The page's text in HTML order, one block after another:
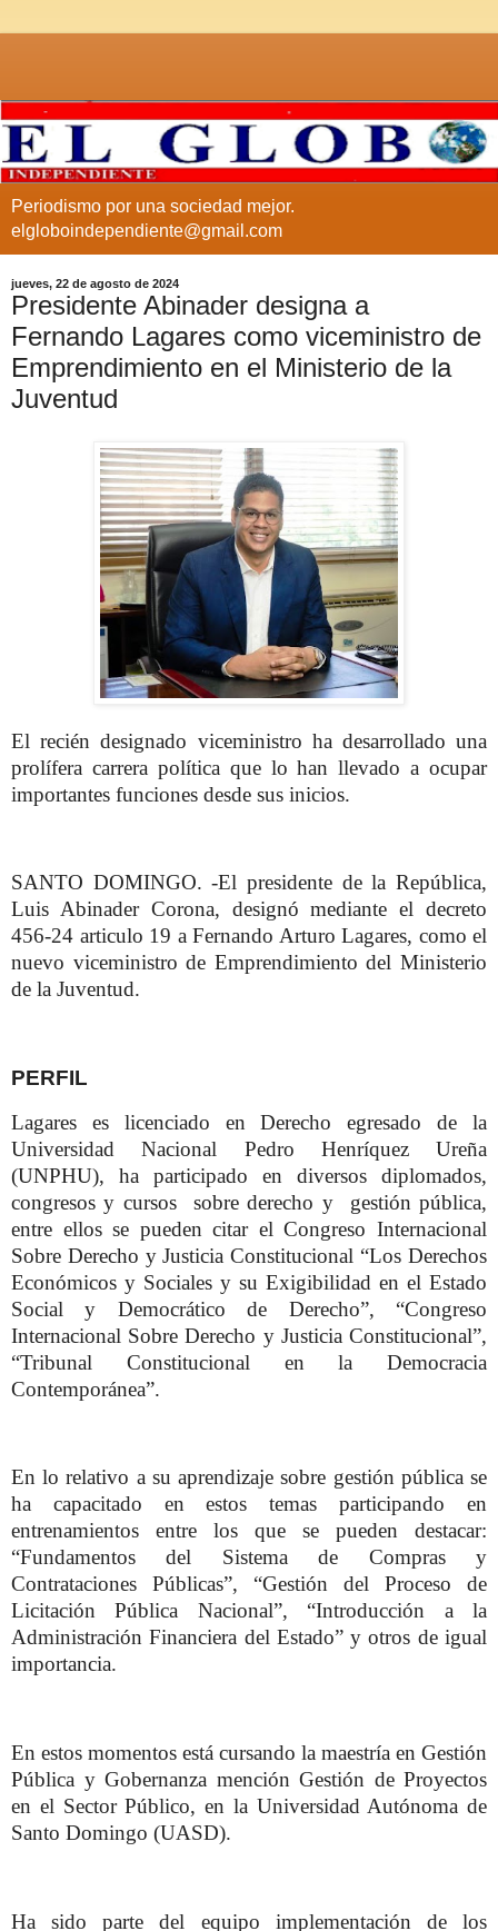
Periodismo por una sociedad mejor.
elgloboindependiente@gmail.com
jueves, 22 de agosto de 2024
Presidente Abinader designa a
Fernando Lagares como viceministro de
Emprendimiento en el Ministerio de la
Juventud
El recién designado viceministro ha desarrollado una
prolífera carrera política que lo han llevado a ocupar
importantes funciones desde sus inicios.
SANTO DOMINGO. -El presidente de la República,
Luis Abinader Corona, designó mediante el decreto
456-24 articulo 19 a Fernando Arturo Lagares, como el
nuevo viceministro de Emprendimiento del Ministerio
de la Juventud.
PERFIL
Lagares es licenciado en Derecho egresado de la
Universidad Nacional Pedro Henríquez Ureña
(UNPHU), ha participado en diversos diplomados,
congresos y cursos sobre derecho y gestión pública,
entre ellos se pueden citar el Congreso Internacional
Sobre Derecho y Justicia Constitucional “Los Derechos
Económicos y Sociales y su Exigibilidad en el Estado
Social y Democrático de Derecho”, “Congreso
Internacional Sobre Derecho y Justicia Constitucional”,
“Tribunal Constitucional en la Democracia
Contemporánea”.
En lo relativo a su aprendizaje sobre gestión pública se
ha capacitado en estos temas participando en
entrenamientos entre los que se pueden destacar:
“Fundamentos del Sistema de Compras y
Contrataciones Públicas”, “Gestión del Proceso de
Licitación Pública Nacional”, “Introducción a la
Administración Financiera del Estado” y otros de igual
importancia.
En estos momentos está cursando la maestría en Gestión
Pública y Gobernanza mención Gestión de Proyectos
en el Sector Público, en la Universidad Autónoma de
Santo Domingo (UASD).
Ha sido parte del equipo implementación de los